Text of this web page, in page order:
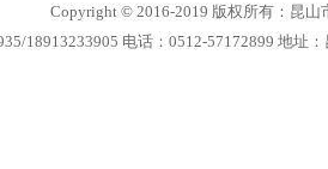
Copyright © 2016-2019 版权所有：昆山
18913233905 电话：0512-57172899 地址